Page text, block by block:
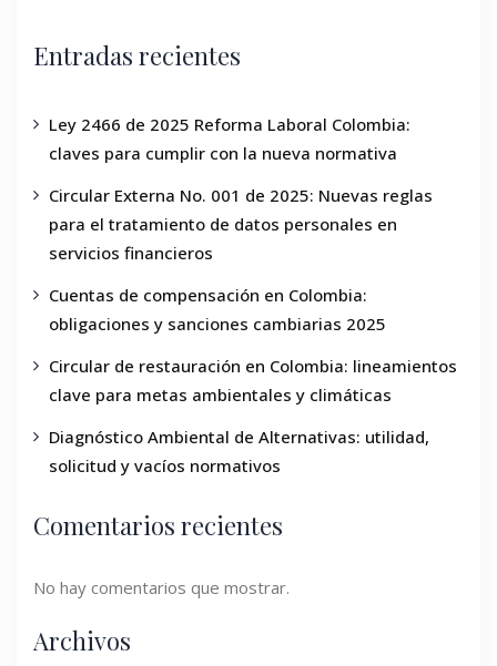
Entradas recientes
Ley 2466 de 2025 Reforma Laboral Colombia:
claves para cumplir con la nueva normativa
Circular Externa No. 001 de 2025: Nuevas reglas
para el tratamiento de datos personales en
servicios financieros
Cuentas de compensación en Colombia:
obligaciones y sanciones cambiarias 2025
Circular de restauración en Colombia: lineamientos
clave para metas ambientales y climáticas
Diagnóstico Ambiental de Alternativas: utilidad,
solicitud y vacíos normativos
Comentarios recientes
No hay comentarios que mostrar.
Archivos